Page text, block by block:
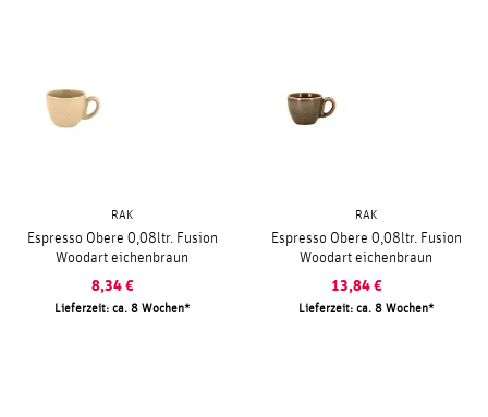
RAK
Espresso Obere 0,08ltr. Fusion
Woodart eichenbraun
8,34 €
Lieferzeit: ca. 8 Wochen
RAK
Espresso Obere 0,08ltr. Fusion
Woodart eichenbraun
13,84 €
Lieferzeit: ca. 8 Wochen